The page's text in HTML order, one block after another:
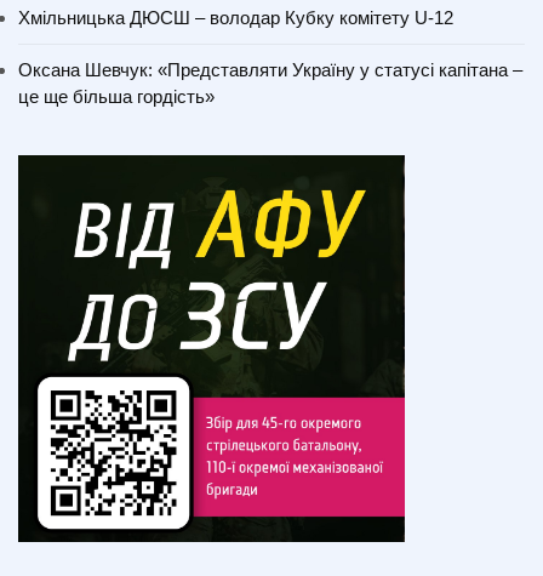
Хмільницька ДЮСШ – володар Кубку комітету U-12
Оксана Шевчук: «Представляти Україну у статусі капітана –
це ще більша гордість»